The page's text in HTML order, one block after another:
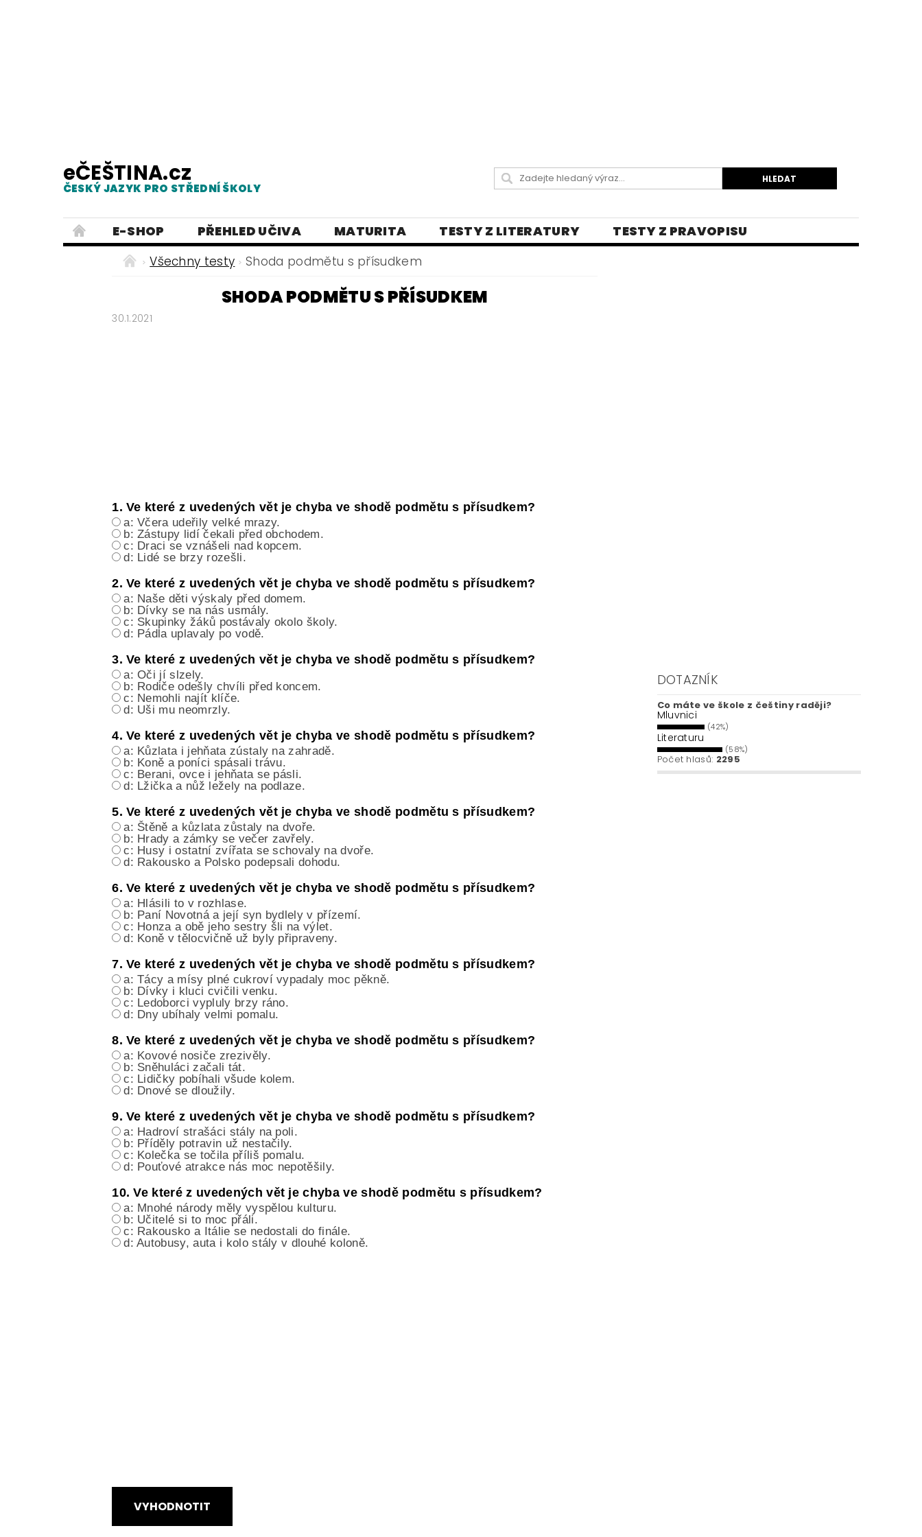
eČEŠTINA.cz
ČESKÝ JAZYK PRO STŘEDNÍ ŠKOLY
E-SHOP PŘEHLED UČIVA MATURITA TESTY Z LITERATURY
TESTY Z PRAVOPISU
TESTY Z MLUVNICE
PRACOVNÍ LISTY
DIKTÁTY A PRAVOPISNÁ CVIČENÍ
ČESKÝ JAZYK PRO ZÁKLADNÍ ŠKOLY
ČEŠTINA PRO UKRAJINCE
Všechny testy Shoda podmětu s přísudkem
SHODA PODMĚTU S PŘÍSUDKEM
30.1.2021
1. Ve které z uvedených vět je chyba ve shodě podmětu s přísudkem?
a: Včera udeřily velké mrazy.
b: Zástupy lidí čekali před obchodem.
c: Draci se vznášeli nad kopcem.
d: Lidé se brzy rozešli.
2. Ve které z uvedených vět je chyba ve shodě podmětu s přísudkem?
a: Naše děti výskaly před domem.
b: Dívky se na nás usmály.
c: Skupinky žáků postávaly okolo školy.
d: Pádla uplavaly po vodě.
3. Ve které z uvedených vět je chyba ve shodě podmětu s přísudkem?
a: Oči jí slzely.
b: Rodiče odešly chvíli před koncem.
c: Nemohli najít klíče.
d: Uši mu neomrzly.
4. Ve které z uvedených vět je chyba ve shodě podmětu s přísudkem?
a: Kůzlata i jehňata zústaly na zahradě.
b: Koně a poníci spásali trávu.
c: Berani, ovce i jehňata se pásli.
d: Lžička a nůž ležely na podlaze.
5. Ve které z uvedených vět je chyba ve shodě podmětu s přísudkem?
a: Štěně a kůzlata zůstaly na dvoře.
b: Hrady a zámky se večer zavřely.
c: Husy i ostatní zvířata se schovaly na dvoře.
d: Rakousko a Polsko podepsali dohodu.
6. Ve které z uvedených vět je chyba ve shodě podmětu s přísudkem?
a: Hlásili to v rozhlase.
b: Paní Novotná a její syn bydlely v přízemí.
c: Honza a obě jeho sestry šli na výlet.
d: Koně v tělocvičně už byly připraveny.
7. Ve které z uvedených vět je chyba ve shodě podmětu s přísudkem?
a: Tácy a mísy plné cukroví vypadaly moc pěkně.
b: Dívky i kluci cvičili venku.
c: Ledoborci vypluly brzy ráno.
d: Dny ubíhaly velmi pomalu.
8. Ve které z uvedených vět je chyba ve shodě podmětu s přísudkem?
a: Kovové nosiče zrezivěly.
b: Sněhuláci začali tát.
c: Lidičky pobíhali všude kolem.
d: Dnové se dloužily.
9. Ve které z uvedených vět je chyba ve shodě podmětu s přísudkem?
a: Hadroví strašáci stály na poli.
b: Příděly potravin už nestačily.
c: Kolečka se točila příliš pomalu.
d: Pouťové atrakce nás moc nepotěšily.
10. Ve které z uvedených vět je chyba ve shodě podmětu s přísudkem?
a: Mnohé národy měly vyspělou kulturu.
b: Učitelé si to moc přáli.
c: Rakousko a Itálie se nedostali do finále.
d: Autobusy, auta i kolo stály v dlouhé koloně.
VYHODNOTIT
DOTAZNÍK
Co máte ve škole z češtiny raději?
Mluvnici
(42%)
Literaturu
(58%)
Počet hlasů: 2295